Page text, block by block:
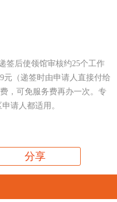
签后使领馆审核约25个工作
元（递签时由申请人直接付给
，可免服务费再办一次。专
请人都适用。
分享